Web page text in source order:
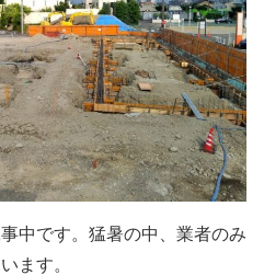
中です。猛暑の中、業者のみ
ます。